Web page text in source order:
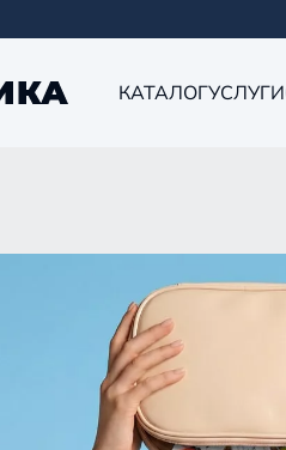
КАТАЛОГУСЛУГИ
КОРД
Оптика» - это более
Самаре, Уфе,